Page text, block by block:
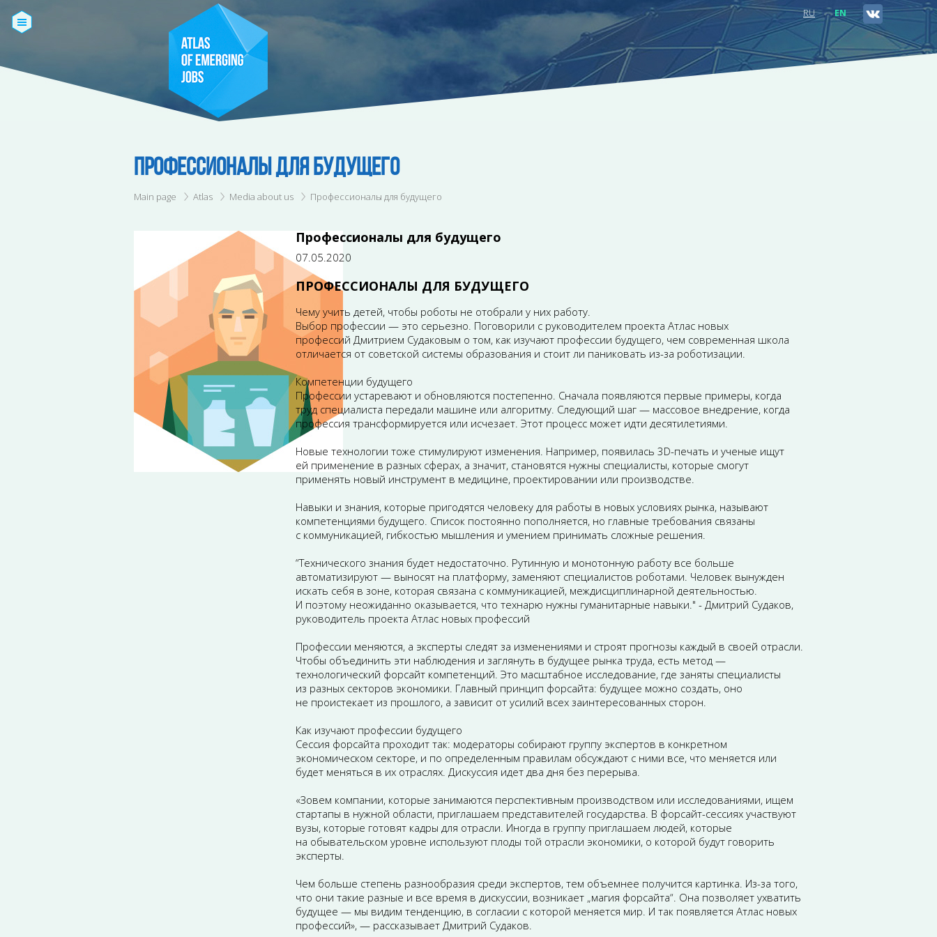
RU EN
ПРОФЕССИОНАЛЫ ДЛЯ БУДУЩЕГО
Main page Atlas Media about us Профессионалы для будущего
Профессионалы для будущего
07.05.2020
ПРОФЕССИОНАЛЫ ДЛЯ БУДУЩЕГО
Чему учить детей, чтобы роботы не отобрали у них работу.
Выбор профессии — это серьезно. Поговорили с руководителем проекта Атлас новых
профессий Дмитрием Судаковым о том, как изучают профессии будущего, чем современная школа
отличается от советской системы образования и стоит ли паниковать из-за роботизации.
Компетенции будущего
Профессии устаревают и обновляются постепенно. Сначала появляются первые примеры, когда
труд специалиста передали машине или алгоритму. Следующий шаг — массовое внедрение, когда
профессия трансформируется или исчезает. Этот процесс может идти десятилетиями.
Новые технологии тоже стимулируют изменения. Например, появилась 3D-печать и ученые ищут
ей применение в разных сферах, а значит, становятся нужны специалисты, которые смогут
применять новый инструмент в медицине, проектировании или производстве.
Навыки и знания, которые пригодятся человеку для работы в новых условиях рынка, называют
компетенциями будущего. Список постоянно пополняется, но главные требования связаны
с коммуникацией, гибкостью мышления и умением принимать сложные решения.
“Технического знания будет недостаточно. Рутинную и монотонную работу все больше
автоматизируют — выносят на платформу, заменяют специалистов роботами. Человек вынужден
искать себя в зоне, которая связана с коммуникацией, междисциплинарной деятельностью.
И поэтому неожиданно оказывается, что технарю нужны гуманитарные навыки." - Дмитрий Судаков,
руководитель проекта Атлас новых профессий
Профессии меняются, а эксперты следят за изменениями и строят прогнозы каждый в своей отрасли.
Чтобы объединить эти наблюдения и заглянуть в будущее рынка труда, есть метод —
технологический форсайт компетенций. Это масштабное исследование, где заняты специалисты
из разных секторов экономики. Главный принцип форсайта: будущее можно создать, оно
не проистекает из прошлого, а зависит от усилий всех заинтересованных сторон.
Как изучают профессии будущего
Сессия форсайта проходит так: модераторы собирают группу экспертов в конкретном
экономическом секторе, и по определенным правилам обсуждают с ними все, что меняется или
будет меняться в их отраслях. Дискуссия идет два дня без перерыва.
«Зовем компании, которые занимаются перспективным производством или исследованиями, ищем
стартапы в нужной области, приглашаем представителей государства. В форсайт-сессиях участвуют
вузы, которые готовят кадры для отрасли. Иногда в группу приглашаем людей, которые
на обывательском уровне используют плоды той отрасли экономики, о которой будут говорить
эксперты.
Чем больше степень разнообразия среди экспертов, тем объемнее получится картинка. Из-за того,
что они такие разные и все время в дискуссии, возникает „магия форсайта“. Она позволяет ухватить
будущее — мы видим тенденцию, в согласии с которой меняется мир. И так появляется Атлас новых
профессий», — рассказывает Дмитрий Судаков.